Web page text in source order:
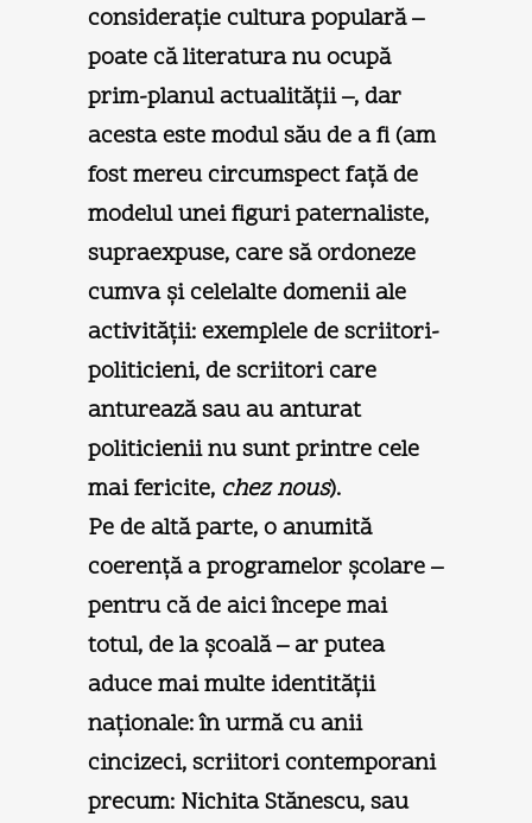
consideraţie cultura populară –
poate că literatura nu ocupă
prim-planul actualităţii –, dar
acesta este modul său de a fi (am
fost mereu circumspect faţă de
modelul unei figuri paternaliste,
supraexpuse, care să ordoneze
cumva şi celelalte domenii ale
activităţii: exemplele de scriitori-
politicieni, de scriitori care
anturează sau au anturat
politicienii nu sunt printre cele
mai fericite, chez nous).
Pe de altă parte, o anumită
coerenţă a programelor şcolare –
pentru că de aici începe mai
totul, de la şcoală – ar putea
aduce mai multe identităţii
naţionale: în urmă cu anii
cincizeci, scriitori contemporani
precum: Nichita Stănescu, sau